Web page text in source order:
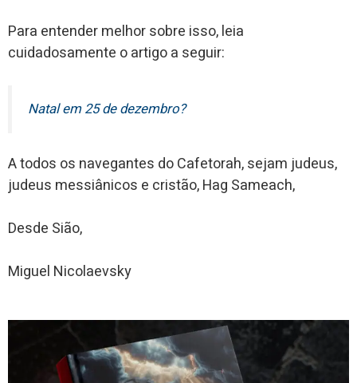
Para entender melhor sobre isso, leia
cuidadosamente o artigo a seguir:
Natal em 25 de dezembro?
A todos os navegantes do Cafetorah, sejam judeus,
judeus messiânicos e cristão, Hag Sameach,
Desde Sião,
Miguel Nicolaevsky